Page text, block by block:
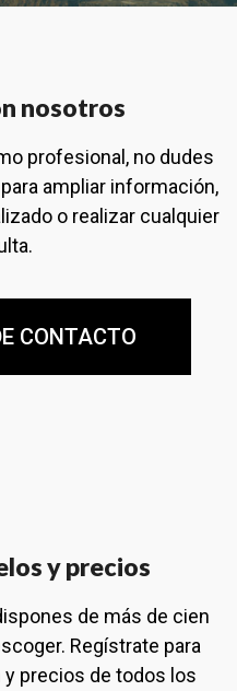
nosotros
profesional, no dudes
ampliar información,
o realizar cualquier
CONTACTO
y precios
de más de cien
Regístrate para
precios de todos los